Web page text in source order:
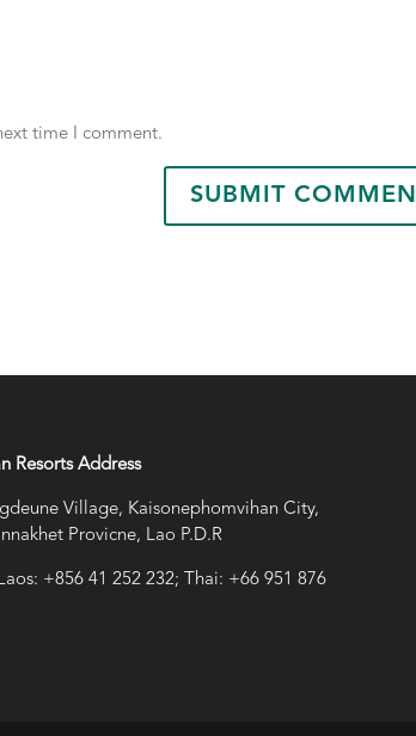
time I comment.
Resorts Address
Village, Kaisonephomvihan City,
Provicne, Lao P.D.R
Laos: +856 41 252 232; Thai: +66 951 876